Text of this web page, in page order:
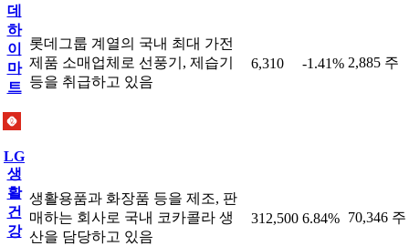
데
하
이
마
트
롯데그룹 계열의 국내 최대 가전
제품 소매업체로 선풍기, 제습기
등을 취급하고 있음
6,310 -1.41% 2,885 주
LG
생
활
건
강
생활용품과 화장품 등을 제조, 판
매하는 회사로 국내 코카콜라 생
산을 담당하고 있음
312,500 6.84% 70,346 주